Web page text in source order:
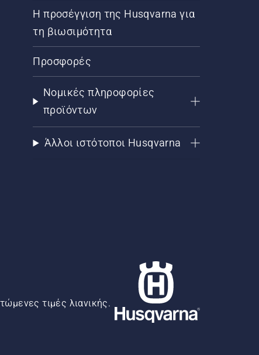
Η προσέγγιση της Husqvarna για
τη βιωσιμότητα
Προσφορές
Νομικές πληροφορίες
προϊόντων
Άλλοι ιστότοποι Husqvarna
τιμές λιανικής.